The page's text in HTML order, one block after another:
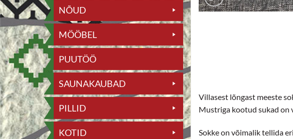
NÕUD
MÖÖBEL
PUUTÖÖ
SAUNAKAUBAD
PILLID
KOTID
Villasest lõngast meeste
Mustriga kootud sukad on
Sokke on võimalik tellida